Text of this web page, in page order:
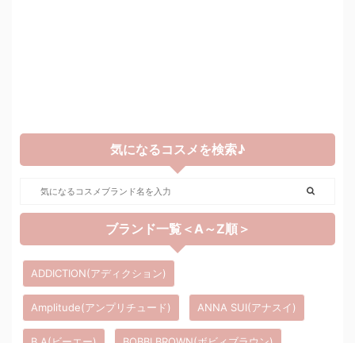
気になるコスメを検索♪
ブランド一覧＜A～Z順＞
ADDICTION(アディクション)
Amplitude(アンプリチュード) ANNA SUI(アナスイ)